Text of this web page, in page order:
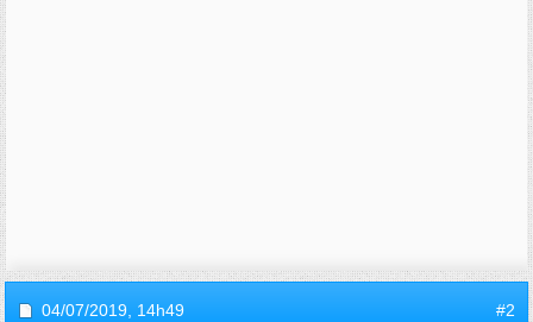
04/07/2019, 14h49 #2